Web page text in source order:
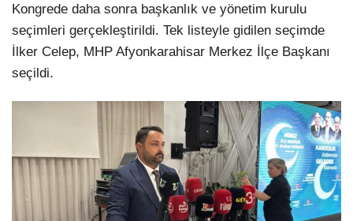
Kongrede daha sonra başkanlık ve yönetim kurulu
seçimleri gerçekleştirildi. Tek listeyle gidilen seçimde
İlker Celep, MHP Afyonkarahisar Merkez İlçe Başkanı
seçildi.